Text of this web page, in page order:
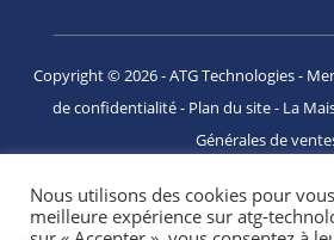
Copyright ©2026- ATG Technologies -
de confidentialité- Plan du site- La
Générales de
Nous utilisons des cookies pour
meilleure expérience sur atg-